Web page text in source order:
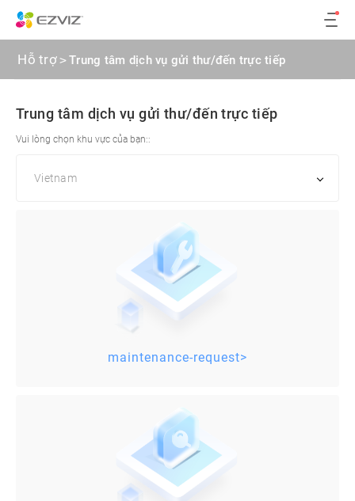
Hỗ trợ>Trung tâm dịch vụ gửi thư/đến trực tiếp
Trung tâm dịch vụ gửi thư/đến trực tiếp
Vui lòng chọn khu vực của bạn::
maintenance-request>